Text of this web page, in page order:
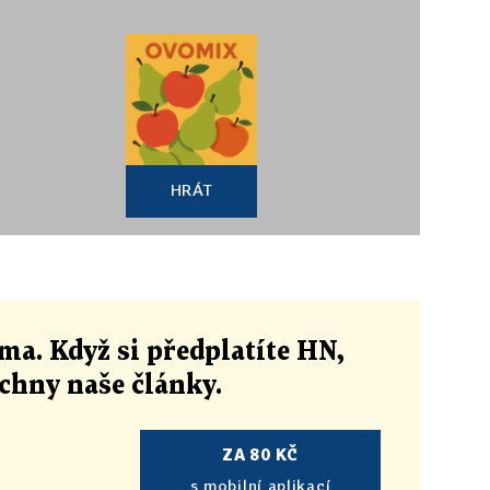
HRÁT
Když si předplatíte HN,
naše články.
ZA 80 KČ
s mobilní aplikací